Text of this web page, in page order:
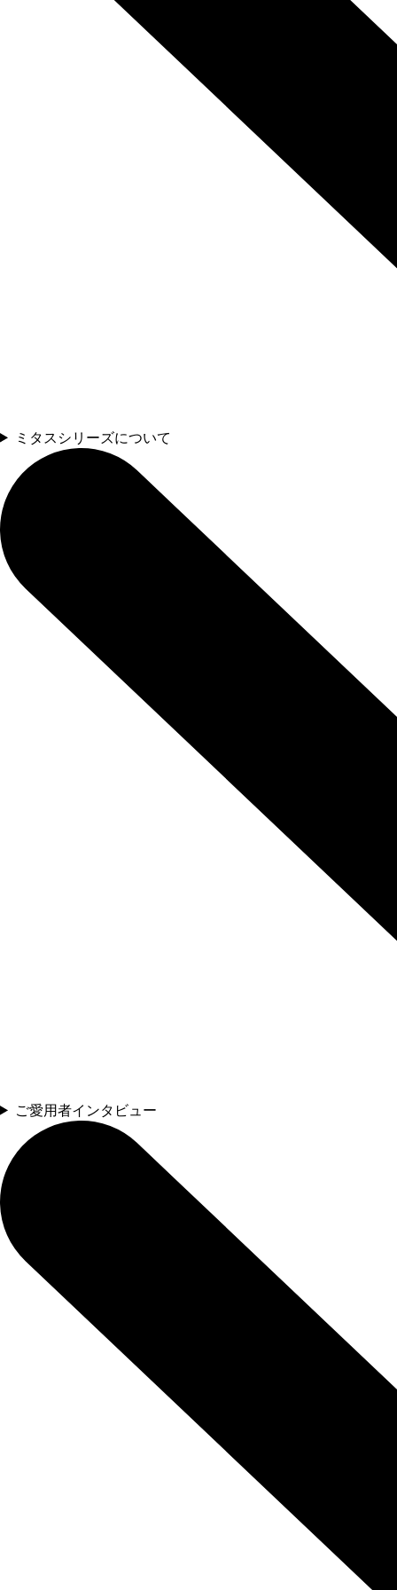
ミタスシリーズについて
ご愛用者インタビュー